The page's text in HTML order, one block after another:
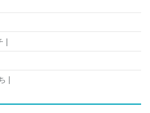
|
|